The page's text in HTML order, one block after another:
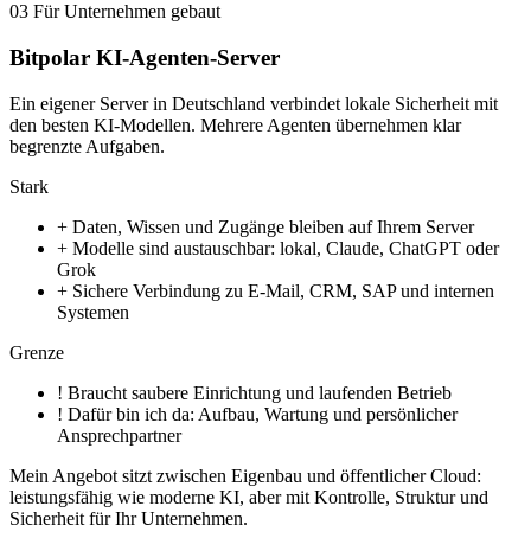
03 Für Unternehmen gebaut
Bitpolar KI-Agenten-Server
Ein eigener Server in Deutschland verbindet lokale Sicherheit mit
den besten KI-Modellen. Mehrere Agenten übernehmen klar
begrenzte Aufgaben.
Stark
+ Daten, Wissen und Zugänge bleiben auf Ihrem Server
+ Modelle sind austauschbar: lokal, Claude, ChatGPT oder
Grok
+ Sichere Verbindung zu E-Mail, CRM, SAP und internen
Systemen
Grenze
! Braucht saubere Einrichtung und laufenden Betrieb
! Dafür bin ich da: Aufbau, Wartung und persönlicher
Ansprechpartner
Mein Angebot sitzt zwischen Eigenbau und öffentlicher Cloud:
leistungsfähig wie moderne KI, aber mit Kontrolle, Struktur und
Sicherheit für Ihr Unternehmen.